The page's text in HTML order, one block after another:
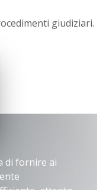
giudiziari.
di fornire ai